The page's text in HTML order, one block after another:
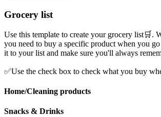
Grocery list
Use this template to create your grocery list🛒.
you need to buy a specific product when you
it to your list and make sure you'll always
✅Use the check box to check what you buy
Home/Cleaning products
Snacks & Drinks